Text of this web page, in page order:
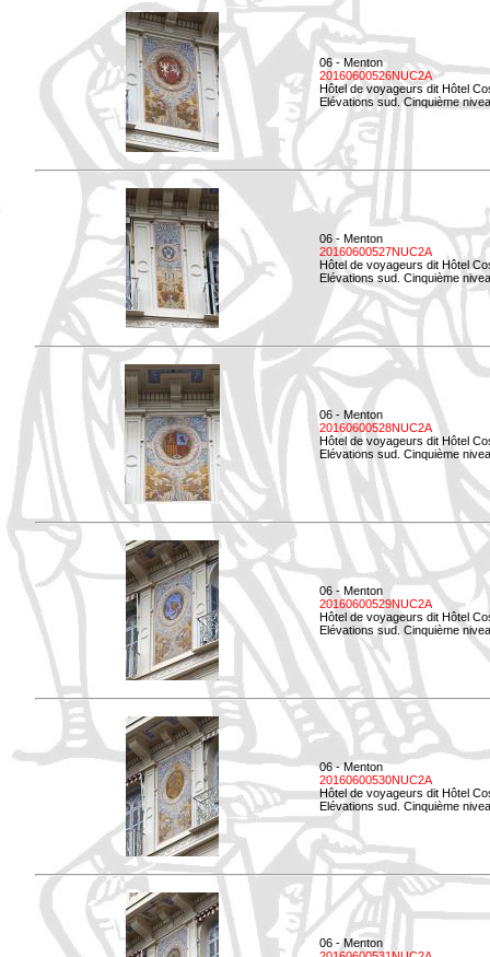
06 - Menton
20160600526NUC2A
Hôtel de voyageurs dit Hôtel
Elévations sud. Cinquième
06 - Menton
20160600527NUC2A
Hôtel de voyageurs dit Hôtel
Elévations sud. Cinquième
06 - Menton
20160600528NUC2A
Hôtel de voyageurs dit Hôtel
Elévations sud. Cinquième
06 - Menton
20160600529NUC2A
Hôtel de voyageurs dit Hôtel
Elévations sud. Cinquième
06 - Menton
20160600530NUC2A
Hôtel de voyageurs dit Hôtel
Elévations sud. Cinquième
06 - Menton